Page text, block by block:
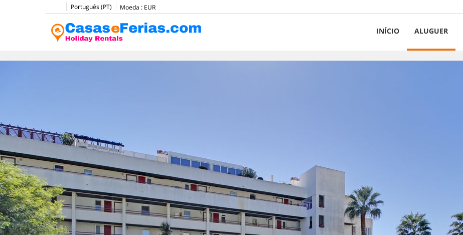
Português (PT) Moeda : EUR
INÍCIO ALUGUER